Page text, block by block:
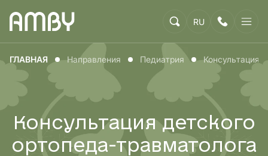
RU
ГЛАВНАЯ Направления Педиатрия Консультация
Консультация детского
ортопеда-травматолога